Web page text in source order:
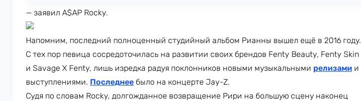
— заявил A$AP Rocky.
Напомним, последний полноценный студийный альбом Рианны вышел ещё в 2016 году.
С тех пор певица сосредоточилась на развитии своих брендов Fenty Beauty, Fenty Skin
и Savage X Fenty, лишь изредка радуя поклонников новыми музыкальными релизами и
выступлениями. Последнее было на концерте Jay-Z.
Судя по словам Rocky, долгожданное возвращение Рири на большую сцену наконец